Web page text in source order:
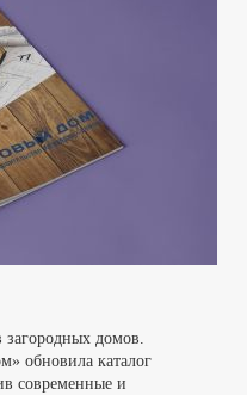
домов.
обновила каталог
современные и